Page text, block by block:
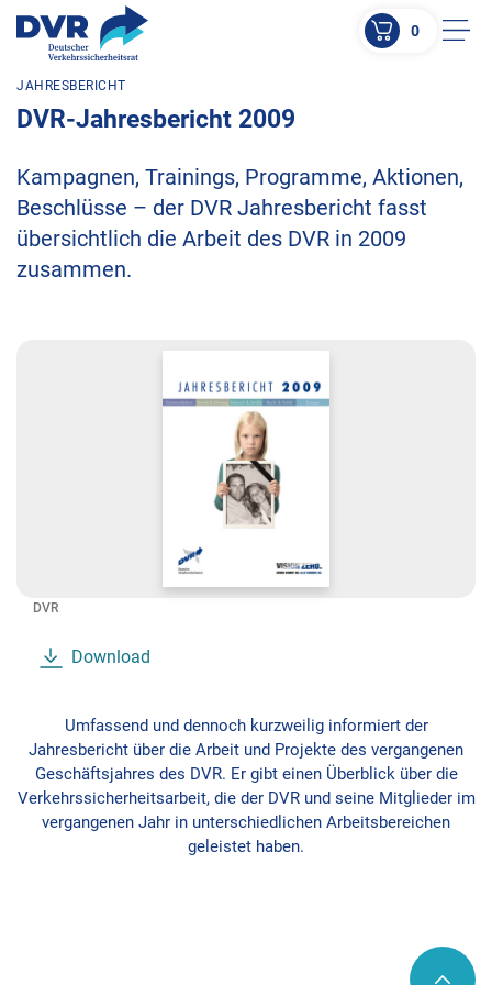
ZUM HAUPTINHALT SPRINGEN
ZUR SUCHE SPRINGEN
0
JAHRESBERICHT
DVR-Jahresbericht 2009
Kampagnen, Trainings, Programme, Aktionen,
Beschlüsse – der DVR Jahresbericht fasst
übersichtlich die Arbeit des DVR in 2009
zusammen.
DVR
Download
Umfassend und dennoch kurzweilig informiert der
Jahresbericht über die Arbeit und Projekte des vergangenen
Geschäftsjahres des DVR. Er gibt einen Überblick über die
Verkehrssicherheitsarbeit, die der DVR und seine Mitglieder im
vergangenen Jahr in unterschiedlichen Arbeitsbereichen
geleistet haben.